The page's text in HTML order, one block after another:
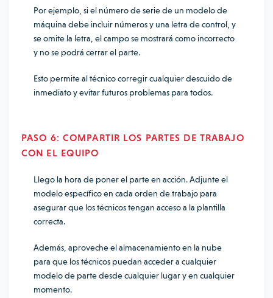
Por ejemplo, si el número de serie de un modelo de
máquina debe incluir números y una letra de control, y
se omite la letra, el campo se mostrará como incorrecto
y no se podrá cerrar el parte.
Esto permite al técnico corregir cualquier descuido de
inmediato y evitar futuros problemas para todos.
PASO 6: COMPARTIR LOS PARTES DE TRABAJO
CON EL EQUIPO
Llego la hora de poner el parte en acción. Adjunte el
modelo específico en cada orden de trabajo para
asegurar que los técnicos tengan acceso a la plantilla
correcta.
Además, aproveche el almacenamiento en la nube
para que los técnicos puedan acceder a cualquier
modelo de parte desde cualquier lugar y en cualquier
momento.